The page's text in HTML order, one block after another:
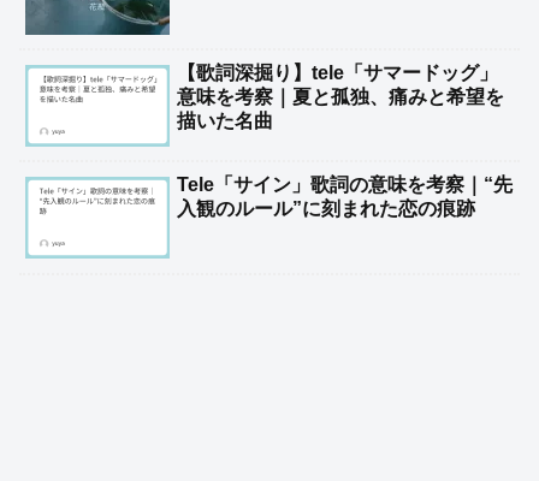
【歌詞深掘り】tele「サマードッグ」
意味を考察｜夏と孤独、痛みと希望を
描いた名曲
Tele「サイン」歌詞の意味を考察｜“先
入観のルール”に刻まれた恋の痕跡